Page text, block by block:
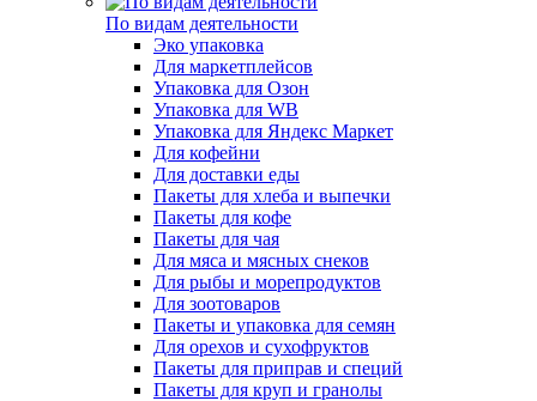
По видам деятельности
Эко упаковка
Для маркетплейсов
Упаковка для Озон
Упаковка для WB
Упаковка для Яндекс Маркет
Для кофейни
Для доставки еды
Пакеты для хлеба и выпечки
Пакеты для кофе
Пакеты для чая
Для мяса и мясных снеков
Для рыбы и морепродуктов
Для зоотоваров
Пакеты и упаковка для семян
Для орехов и сухофруктов
Пакеты для приправ и специй
Пакеты для круп и гранолы